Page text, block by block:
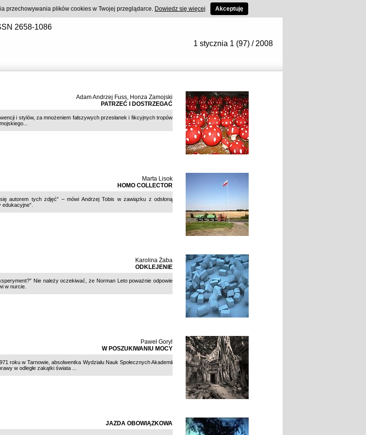
2658-1086
1 stycznia 1 (97) / 2008
Adam Andrzej Fuss, Honza Zamojski
PATRZEĆ I DOSTRZEGAĆ
i stylów, za mnożeniem fałszywych przesłanek i fikcyjnych tropów
Marta Lisok
HOMO COLLECTOR
autorem tych zdjęć” – mówi Andrzej Tobis w zawiązku z odsłoną
Karolina Żaba
ODKLEJENIE
Nie należy oczekiwać, że Norman Leto poważnie odpowie
w nurcie.
Paweł Goryl
W POSZUKIWANIU MOCY
roku w Tarnowie, absolwentka Wydziału Nauk Społecznych Akademii
w odległe zakątki świata ...
JAZDA OBOWIĄZKOWA
przechowywania plików cookies w Twojej przeglądarce. Dowiedz się więcej Akceptuję